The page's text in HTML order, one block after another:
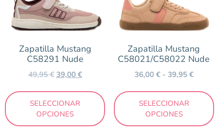
Zapatilla Mustang
C58291 Nude
49,95€ 39,00€
SELECCIONAR
OPCIONES
Zapatilla Mustang
C58021/C58022 Nude
36,00€ - 39,95€
SELECCIONAR
OPCIONES